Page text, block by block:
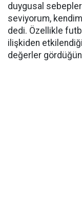
duygusal
seviyorum,
dedi. Özellikle
ilişkiden
değerler